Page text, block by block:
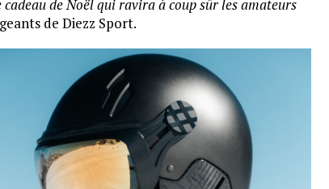
de Noël qui ravira à coup sûr les amateurs
de Diezz Sport.